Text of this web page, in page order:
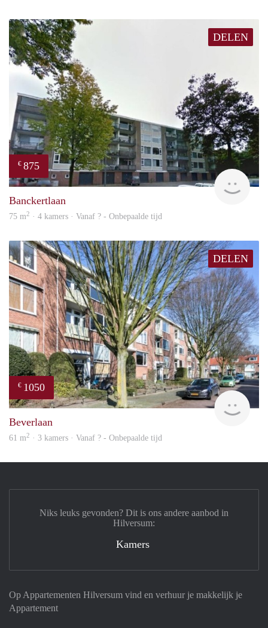
DELEN
€ 875
Banckertlaan
75 m2 · 4 kamers · Vanaf ? - Onbepaalde tijd
DELEN
€ 1050
Beverlaan
61 m2 · 3 kamers · Vanaf ? - Onbepaalde tijd
Op Appartementen Hilversum vind en verhuur je makkelijk je
Appartement
Niks leuks gevonden? Dit is ons andere aanbod in
Hilversum:
Kamers